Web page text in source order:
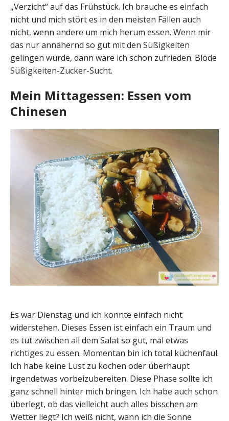
„Verzicht“ auf das Frühstück. Ich brauche es einfach
nicht und mich stört es in den meisten Fällen auch
nicht, wenn andere um mich herum essen. Wenn mir
das nur annähernd so gut mit den Süßigkeiten
gelingen würde, dann wäre ich schon zufrieden. Blöde
Süßigkeiten-Zucker-Sucht.
Mein Mittagessen: Essen vom
Chinesen
Es war Dienstag und ich konnte einfach nicht
widerstehen. Dieses Essen ist einfach ein Traum und
es tut zwischen all dem Salat so gut, mal etwas
richtiges zu essen. Momentan bin ich total küchenfaul.
Ich habe keine Lust zu kochen oder überhaupt
irgendetwas vorbeizubereiten. Diese Phase sollte ich
ganz schnell hinter mich bringen. Ich habe auch schon
überlegt, ob das vielleicht auch alles bisschen am
Wetter liegt? Ich weiß nicht, wann ich die Sonne